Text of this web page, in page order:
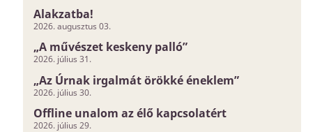
Alakzatba!
2026. augusztus 03.
„A művészet keskeny palló”
2026. július 31.
„Az Úrnak irgalmát örökké éneklem”
2026. július 30.
Offline unalom az élő kapcsolatért
2026. július 29.